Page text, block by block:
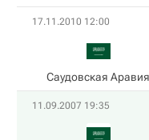
17.11.2010 12:00
Саудовская Аравия
11.09.2007 19:35